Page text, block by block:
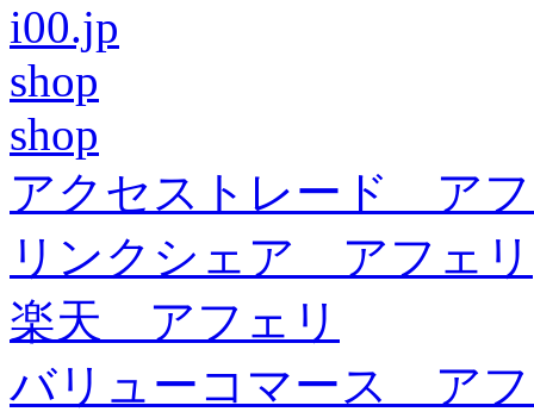
i00.jp
shop
shop
アクセストレード ア
リンクシェア アフェリ
楽天 アフェリ
バリューコマース ア